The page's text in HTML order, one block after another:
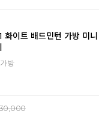
이트 배드민턴 가방 미니
방